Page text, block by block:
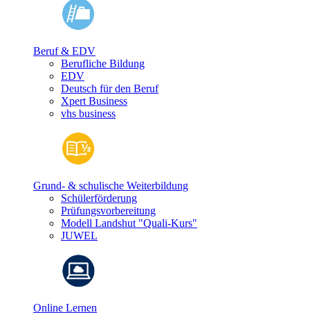
Beruf & EDV
Berufliche Bildung
EDV
Deutsch für den Beruf
Xpert Business
vhs business
Grund- & schulische Weiterbildung
Schülerförderung
Prüfungsvorbereitung
Modell Landshut "Quali-Kurs"
JUWEL
Online Lernen